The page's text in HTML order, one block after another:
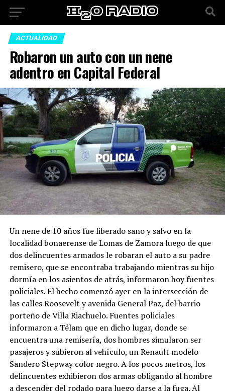
ACTUALIDAD
Robaron un auto con un nene
adentro en Capital Federal
Un nene de 10 años fue liberado sano y salvo en la
localidad bonaerense de Lomas de Zamora luego de que
dos delincuentes armados le robaran el auto a su padre
remisero, que se encontraba trabajando mientras su hijo
dormía en los asientos de atrás, informaron hoy fuentes
policiales. El hecho comenzó ayer en la intersección de
las calles Roosevelt y avenida General Paz, del barrio
porteño de Villa Riachuelo. Fuentes policiales
informaron a Télam que en dicho lugar, donde se
encuentra una remisería, dos hombres simularon ser
pasajeros y subieron al vehículo, un Renault modelo
Sandero Stepway color negro. A los pocos metros, los
delincuentes exhibieron dos armas obligando al hombre
a descender del rodado para luego darse a la fuga. Al